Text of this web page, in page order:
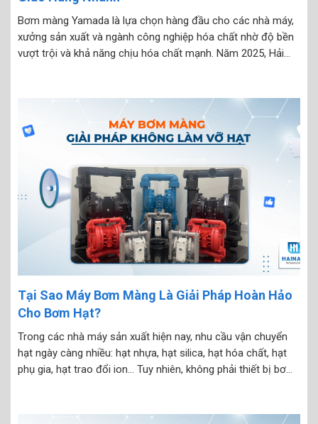
Bơm màng Yamada là lựa chọn hàng đầu cho các nhà máy,
xưởng sản xuất và ngành công nghiệp hóa chất nhờ độ bền
vượt trội và khả năng chịu hóa chất mạnh. Năm 2025, Hải
Tại Sao Máy Bơm Màng Là Giải Pháp Hoàn Hảo
Cho Bơm Hạt?
Trong các nhà máy sản xuất hiện nay, nhu cầu vận chuyển
hạt ngày càng nhiều: hạt nhựa, hạt silica, hạt hóa chất, hạt
phụ gia, hạt trao đổi ion… Tuy nhiên, không phải thiết bị bơm